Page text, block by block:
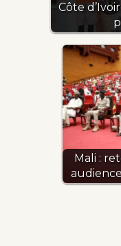
Côte
Mali :